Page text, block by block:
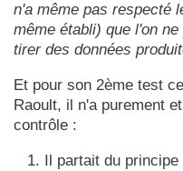
n'a même pas respecté
même établi) que l'on
tirer des données
Et pour son 2ème test
Raoult, il n'a purement
contrôle :
Il partait du